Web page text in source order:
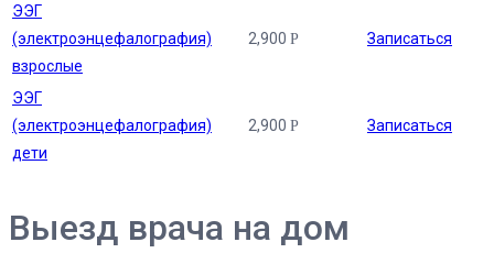
ЭЭГ
(электроэнцефалография)
взрослые
2,900 Р Записаться
ЭЭГ
(электроэнцефалография)
дети
2,900 Р Записаться
Выезд врача на дом